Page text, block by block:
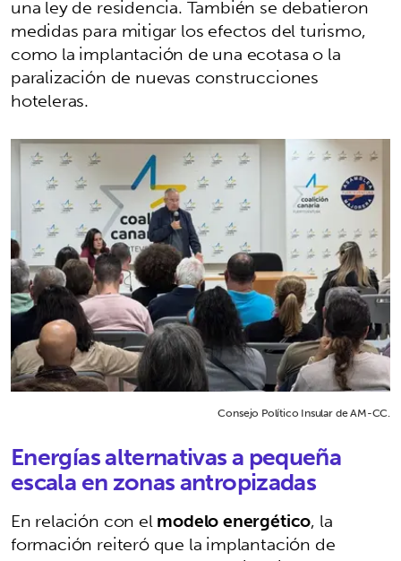
una ley de residencia. También se debatieron
medidas para mitigar los efectos del turismo,
como la implantación de una ecotasa o la
paralización de nuevas construcciones
hoteleras.
Consejo Político Insular de AM-CC.
Energías alternativas a pequeña
escala en zonas antropizadas
En relación con elmodelo energético, la
formación reiteró que la implantación de